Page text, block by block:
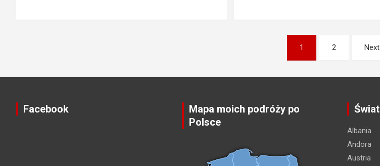
1 2 Next
Facebook
Mapa moich podróży po
Polsce
Świat
Albania
Andora
Austria